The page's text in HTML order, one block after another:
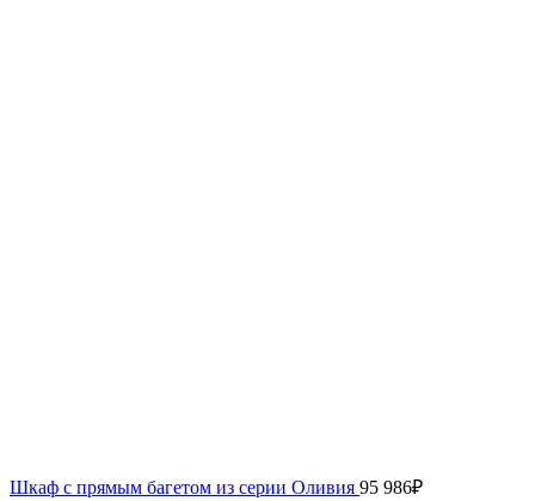
Шкаф с прямым багетом из серии Оливия 95 986₽